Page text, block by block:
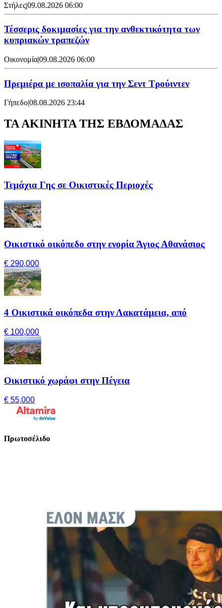
Στήλες|09.08.2026 06:00
Τέσσερις δοκιμασίες για την ανθεκτικότητα των
κυπριακών τραπεζών
Οικονομία|09.08.2026 06:00
Πρεμιέρα με ισοπαλία για την Σεντ Τρούιντεν
Γήπεδο|08.08.2026 23:44
ΤΑ ΑΚΙΝΗΤΑ ΤΗΣ ΕΒΔΟΜΑΔΑΣ
Τεμάχια Γης σε Οικιστικές Περιοχές
Οικιστικό οικόπεδο στην ενορία Άγιος Αθανάσιος
€ 290,000
4 Οικιστικά οικόπεδα στην Λακατάμεια, από
€ 100,000
Οικιστικό χωράφι στην Πέγεια
€ 55,000
Πρωτοσέλιδο